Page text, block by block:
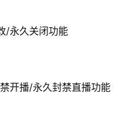
/永久关闭功能
开播/永久封禁直播功能